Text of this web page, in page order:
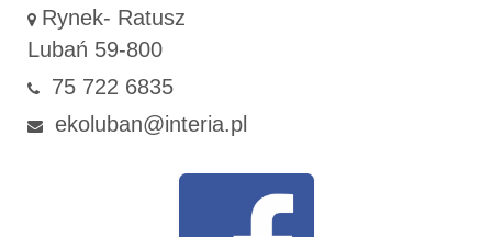
Rynek- Ratusz
Lubań 59-800
75 722 6835
ekoluban@interia.pl